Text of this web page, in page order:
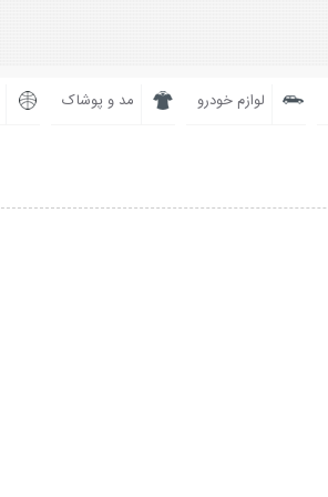
لوازم خودرو مد و پوشاک